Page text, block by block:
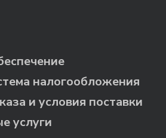
налогообложения
и условия поставки
услуги